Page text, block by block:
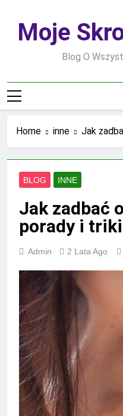
contentMoje
Blog O
Home inne Jak
BLOG INNE
Jak zadbać
porady i triki
Admin 2 Lata Ago